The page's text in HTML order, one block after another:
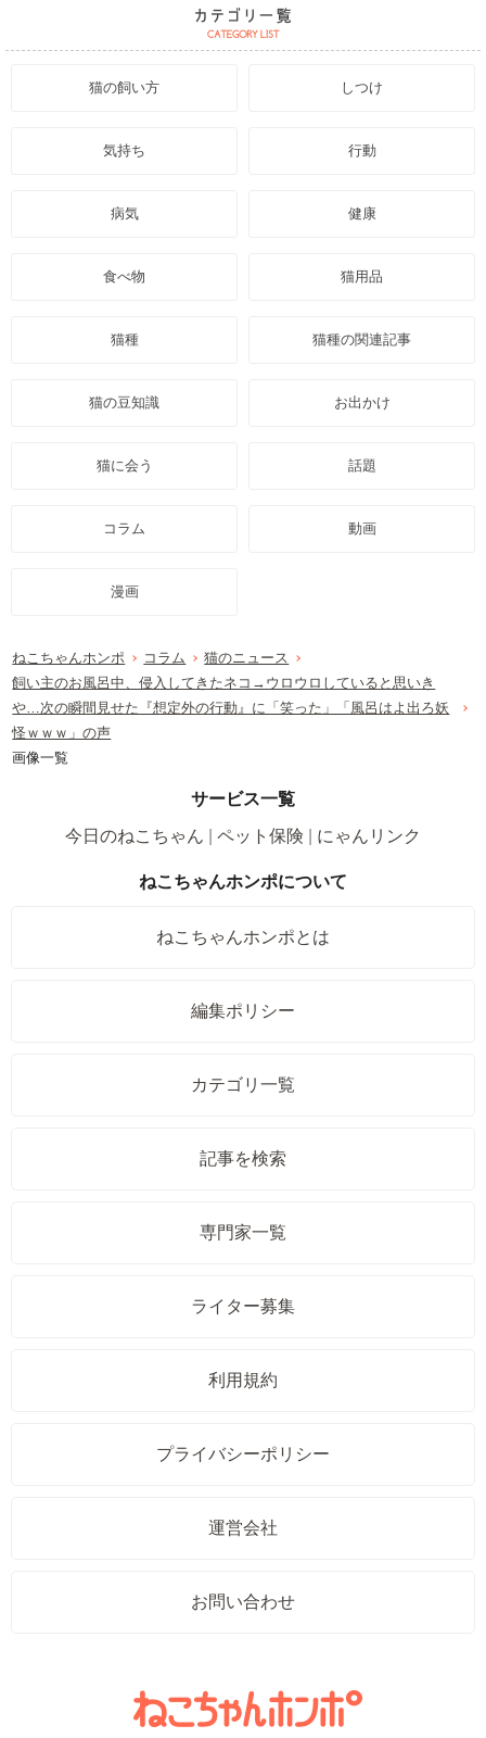
猫の飼い方 しつけ
気持ち 行動
病気 健康
食べ物 猫用品
猫種 猫種の関連記事
猫の豆知識 お出かけ
猫に会う 話題
コラム 動画
漫画
ねこちゃんホンポ コラム
猫のニュース
飼い主のお風呂中、侵入してきたネコ→ウロウロしていると思いき
や…次の瞬間見せた『想定外の行動』に「笑った」「風呂はよ出ろ妖
怪ｗｗｗ」の声
画像一覧
サービス一覧
今日のねこちゃん
ペット保険 にゃんリンク
ねこちゃんホンポについて
ねこちゃんホンポとは
編集ポリシー
カテゴリ一覧
記事を検索
専門家一覧
ライター募集
利用規約
プライバシーポリシー
運営会社
お問い合わせ